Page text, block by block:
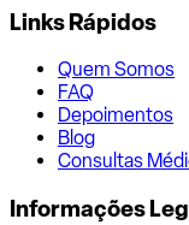
Links Rápidos
Quem Somos
FAQ
Depoimentos
Blog
Consultas
Informações